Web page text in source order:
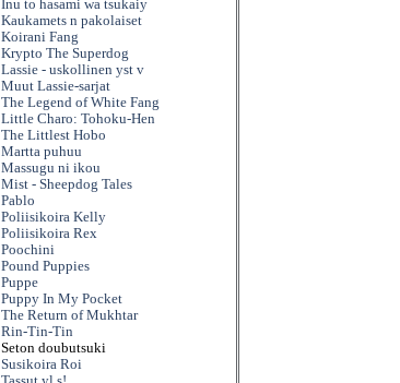
Inu to hasami wa tsukaiy
Kaukamets n pakolaiset
Koirani Fang
Krypto The Superdog
Lassie - uskollinen yst v
Muut Lassie-sarjat
The Legend of White Fang
Little Charo: Tohoku-Hen
The Littlest Hobo
Martta puhuu
Massugu ni ikou
Mist - Sheepdog Tales
Pablo
Poliisikoira Kelly
Poliisikoira Rex
Poochini
Pound Puppies
Puppe
Puppy In My Pocket
The Return of Mukhtar
Rin-Tin-Tin
Seton doubutsuki
Susikoira Roi